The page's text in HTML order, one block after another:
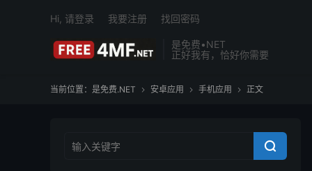
是免费•NET
正好我有，恰好你需要
Hi, 请登录 我要注册 找回密码
当前位置： 是免费.NET  安卓应用  手机应用  正文
